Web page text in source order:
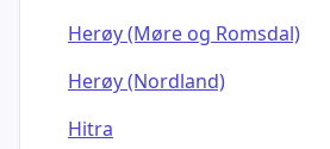
Herøy (Møre og Romsdal)
Herøy (Nordland)
Hitra